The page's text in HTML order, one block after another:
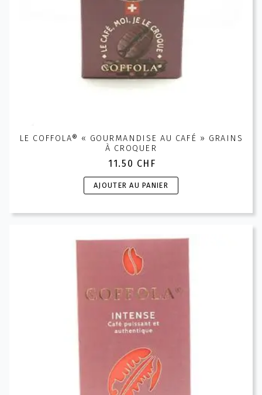
LE COFFOLA® « GOURMANDISE AU CAFÉ » GRAINS
À CROQUER
11.50 CHF
AJOUTER AU PANIER